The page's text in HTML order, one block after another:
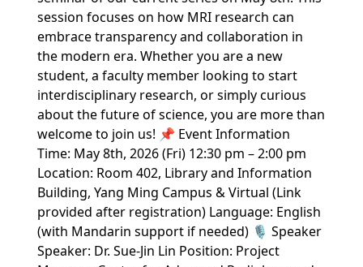
session focuses on how MRI research can
embrace transparency and collaboration in
the modern era. Whether you are a new
student, a faculty member looking to start
interdisciplinary research, or simply curious
about the future of science, you are more than
welcome to join us! 📌 Event Information
Time: May 8th, 2026 (Fri) 12:30 pm – 2:00 pm
Location: Room 402, Library and Information
Building, Yang Ming Campus & Virtual (Link
provided after registration) Language: English
(with Mandarin support if needed) 🎙️ Speaker
Speaker: Dr. Sue-Jin Lin Position: Project